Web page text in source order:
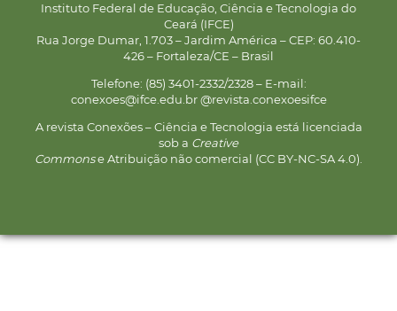
Instituto Federal de Educação, Ciência e Tecnologia do
Ceará (IFCE)
Rua Jorge Dumar, 1.703 – Jardim América – CEP: 60.410-
426 – Fortaleza/CE – Brasil
Telefone: (85) 3401-2332/2328 – E-mail:
conexoes@ifce.edu.br @revista.conexoesifce
A revista Conexões – Ciência e Tecnologia está licenciada
sob a Creative
Commonse Atribuição não comercial (CC BY-NC-SA 4.0).